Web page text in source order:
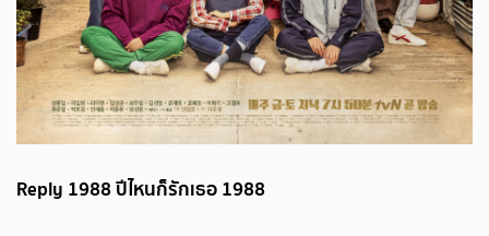
Reply 1988 ปีไหนก็รักเธอ 1988